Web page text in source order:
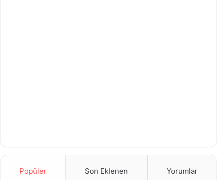
Popüler Son Eklenen Yorumlar